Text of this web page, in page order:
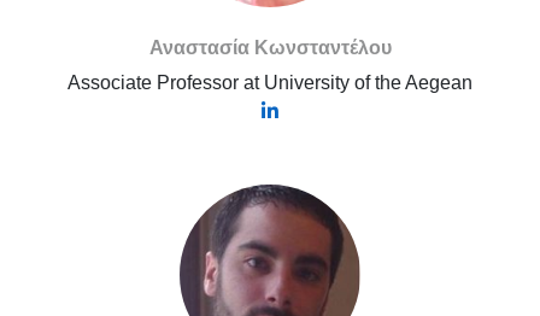
Αναστασία Κωνσταντέλου
Associate Professor at University of the Aegean